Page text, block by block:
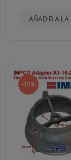
AÑADIR A LA
-10%